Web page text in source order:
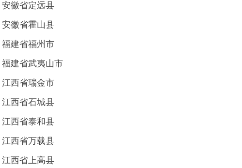
安徽省定远县
安徽省霍山县
福建省福州市
福建省武夷山市
江西省瑞金市
江西省石城县
江西省泰和县
江西省万载县
江西省上高县